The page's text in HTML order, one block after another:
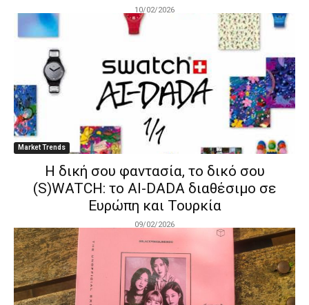
10/02/2026
Market Trends
Η δική σου φαντασία, το δικό σου
(S)WATCH: το AI-DADA διαθέσιμο σε
Ευρώπη και Τουρκία
09/02/2026